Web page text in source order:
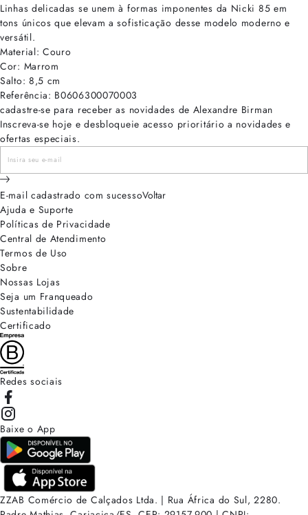
Linhas delicadas se unem à formas imponentes da Nicki 85 em
tons únicos que elevam a sofisticação desse modelo moderno e
versátil.
Material: Couro
Cor: Marrom
Salto: 8,5 cm
Referência: B0606300070003
cadastre-se para receber as novidades de Alexandre Birman
Inscreva-se hoje e desbloqueie acesso prioritário a novidades e
ofertas especiais.
E-mail cadastrado com sucessoVoltar
Ajuda e Suporte
Políticas de Privacidade
Central de Atendimento
Termos de Uso
Sobre
Nossas Lojas
Seja um Franqueado
Sustentabilidade
Certificado
Redes sociais
Baixe o App
ZZAB Comércio de Calçados Ltda. | Rua África do Sul, 2280.